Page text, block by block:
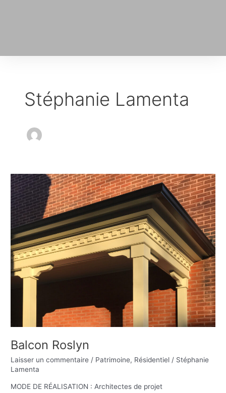
Stéphanie Lamenta
Balcon Roslyn
Laisser un commentaire / Patrimoine, Résidentiel / Stéphanie
Lamenta
MODE DE RÉALISATION : Architectes de projet
Balcon
Roslyn